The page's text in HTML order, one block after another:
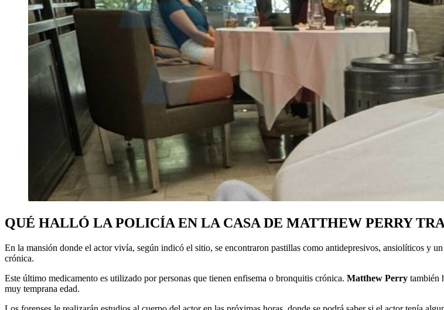
QUÉ HALLÓ LA POLICÍA EN LA CASA DE MATTHEW PERRY
En la mansión donde el actor vivía, según indicó el sitio, se encontraron pastillas como antidepresivos, ansiolíticos y
crónica.
Este último medicamento es utilizado por personas que tienen enfisema o bronquitis crónica. Matthew Perry también
muy temprana edad.